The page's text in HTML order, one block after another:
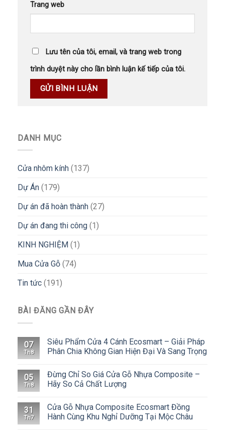
Trang web
Lưu tên của tôi, email, và trang web trong
trình duyệt này cho lần bình luận kế tiếp của tôi.
DANH MỤC
Cửa nhôm kính (137)
Dự Án (179)
Dự án đã hoàn thành (27)
Dự án đang thi công (1)
KINH NGHIỆM (1)
Mua Cửa Gỗ (74)
Tin tức (191)
BÀI ĐĂNG GẦN ĐÂY
07
Th8
Siêu Phẩm Cửa 4 Cánh Ecosmart – Giải Pháp
Phân Chia Không Gian Hiện Đại Và Sang Trọng
05
Th8
Đừng Chỉ So Giá Cửa Gỗ Nhựa Composite –
Hãy So Cả Chất Lượng
31
Th7
Cửa Gỗ Nhựa Composite Ecosmart Đồng
Hành Cùng Khu Nghỉ Dưỡng Tại Mộc Châu